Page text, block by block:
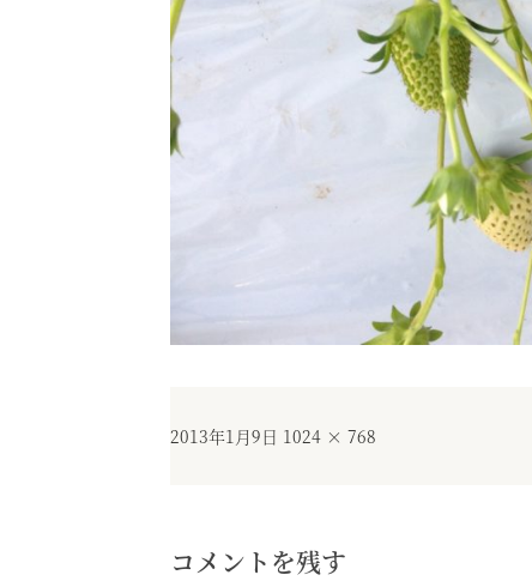
投
2013年1月9日 フ
1024 × 768
コメントを残す